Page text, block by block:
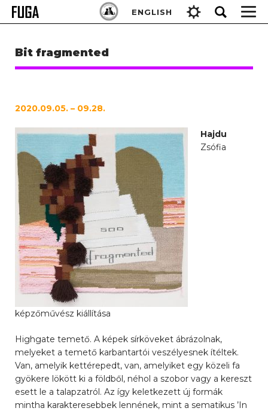
Skip
ENGLISH
Keresés:
Bit fragmented
2020.09.05. – 09.28.
Hajdu
Zsófia
képzőművész kiállítása
Highgate temető. A képek sírköveket ábrázolnak,
melyeket a temető karbantartói veszélyesnek ítéltek.
Van, amelyik kettérepedt, van, amelyiket egy közeli fa
gyökere lökött ki a földből, néhol a szobor vagy a kereszt
esett le a talapzatról. Az így keletkezett új formák
mintha karakteresebbek lennének, mint a sematikus ’In